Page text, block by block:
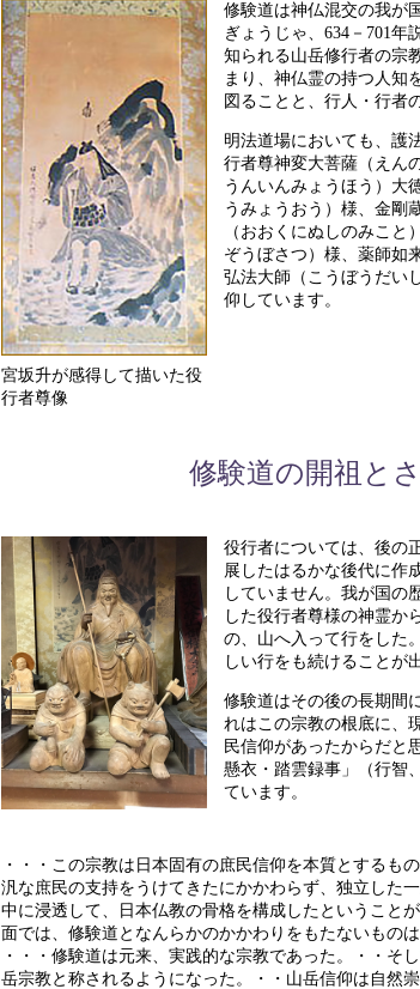
宮坂升が感得して描いた役
行者尊像
修験道は神仏混交の我が
ぎょうじゃ、634－701
知られる山岳修行者の宗
まり、神仏霊の持つ人知
図ることと、行人・行者
明法道場においても、護
行者尊神変大菩薩（えん
うんいんみょうほう）大
うみょうおう）様、金剛
（おおくにぬしのみこ
ぞうぼさつ）様、薬師如
弘法大師（こうぼうだい
仰しています。
修験道の開祖と
役行者については、後の
展したはるかな後代に作
していません。我が国の
した役行者尊様の神霊か
の、山へ入って行をした
しい行をも続けることが
修験道はその後の長期間
れはこの宗教の根底に、
民信仰があったからだと
懸衣・踏雲録事」（行智
ています。
・・・この宗教は日本固有の庶民信仰を本質とするも
汎な庶民の支持をうけてきたにかかわらず、独立した
中に浸透して、日本仏教の骨格を構成したということ
面では、修験道となんらかのかかわりをもたないものは
・・・修験道は元来、実践的な宗教であった。・・そ
岳宗教と称されるようになった。・・山岳信仰は自然